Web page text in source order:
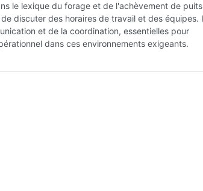
le lexique du forage et de l'achèvement de
discuter des horaires de travail et des équipes.
et de la coordination, essentielles pour
dans ces environnements exigeants.